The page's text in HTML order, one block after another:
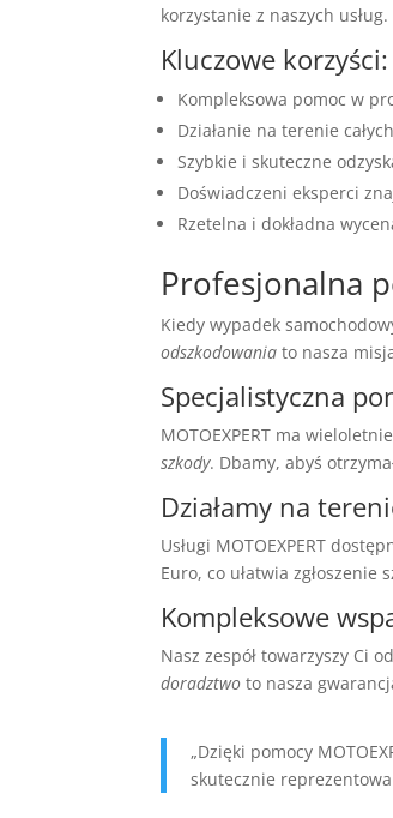
korzystanie z naszych usług.
Kluczowe korzyści:
Kompleksowa pomoc w
Działanie na terenie
Szybkie i skuteczne
Doświadczeni eksperci
Rzetelna i dokładna
Profesjonalna
Kiedy wypadek
odszkodowania to nasza
Specjalistyczna
MOTOEXPERT ma
szkody. Dbamy, abyś
Działamy na
Usługi MOTOEXPERT
Euro, co ułatwia zgłoszenie
Kompleksowe
Nasz zespół towarzyszy Ci
doradztwo to nasza
„Dzięki pomocy
skutecznie